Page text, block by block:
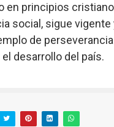
en principios
social, sigue vigente
de
desarrollo del país.